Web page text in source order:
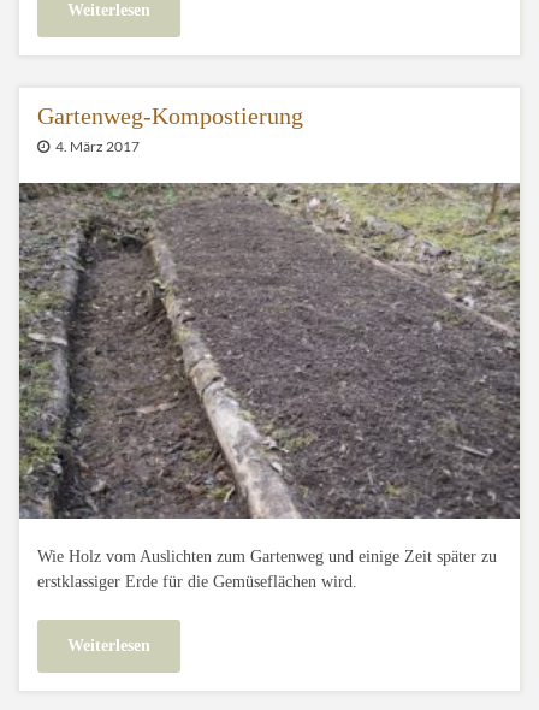
Weiterlesen
Gartenweg-Kompostierung
4. März 2017
Wie Holz vom Auslichten zum Gartenweg und einige Zeit später zu
erstklassiger Erde für die Gemüseflächen wird.
Weiterlesen